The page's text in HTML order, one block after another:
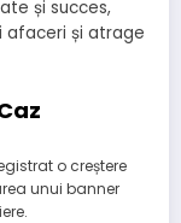
și succes,
afaceri și atrage
o creștere
unui banner